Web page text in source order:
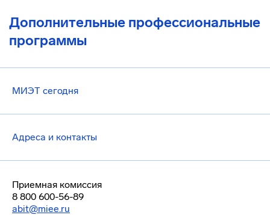
Дополнительные профессиональные
программы
МИЭТ сегодня
Адреса и контакты
Приемная комиссия
8 800 600-56-89
abit@miee.ru